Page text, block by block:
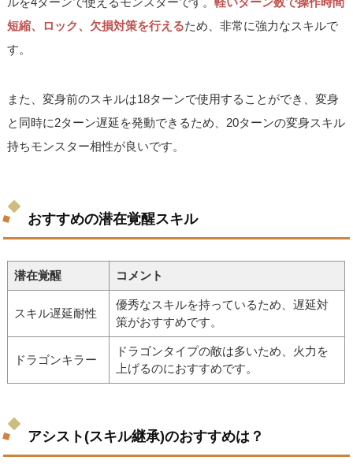
短縮、ロック、欠損対策を行えるため、非常に強力なスキルで
す。
また、変身前のスキルは18ターンで使用することができ、変身
と同時に2ターン遅延を発動できるため、20ターンの変身スキル
持ちモンスター相性が良いです。
おすすめの潜在覚醒スキル
潜在覚醒 コメント
スキル遅延耐性
優秀なスキルを持っているため、遅延対
策がおすすめです。
ドラゴンキラー
ドラゴンタイプの敵は多いため、火力を
上げるのにおすすめです。
アシスト(スキル継承)のおすすめは？